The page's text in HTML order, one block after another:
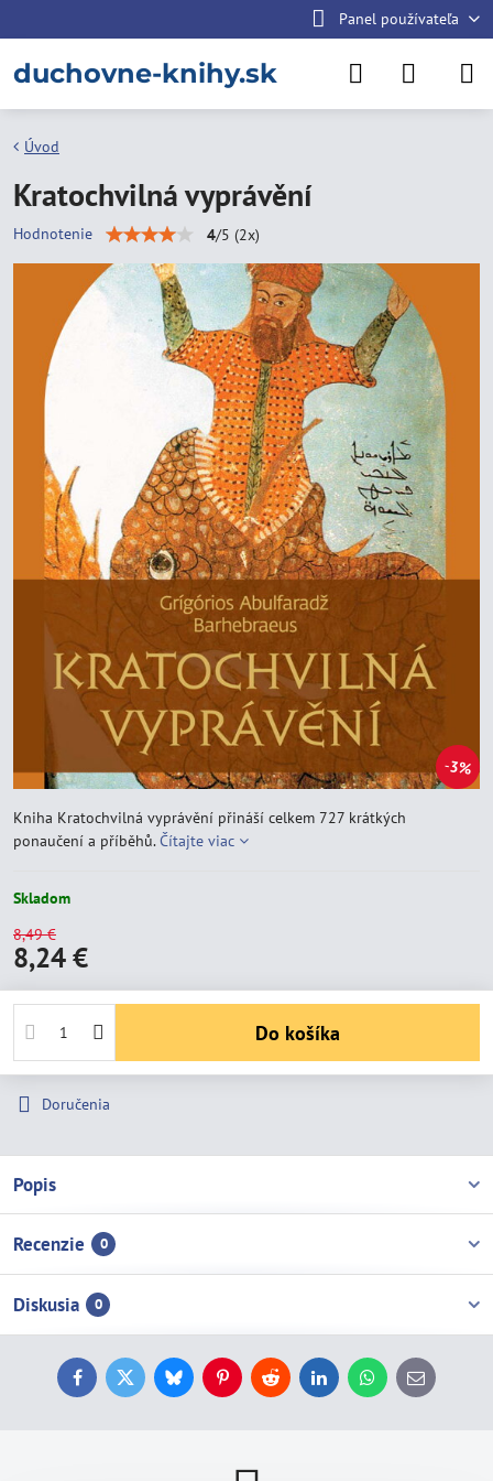
Panel používateľa
duchovne-knihy.sk
3%
Úvod
Kratochvilná vyprávění
Hodnotenie 4/5 (2x)
Kniha Kratochvilná vyprávění přináší celkem 727 krátkých
ponaučení a příběhů.Čítajte viac
Skladom
8,49 €
8,24 €
Do košíka
Doručenia
Popis
Recenzie 0
Diskusia 0
FacebookTwitterBlueskyPinterestReddit LinkedInWhatsApp
E-
mail